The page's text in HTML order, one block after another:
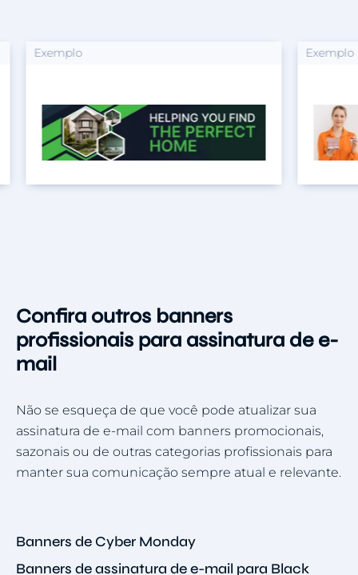
Exemplo Exemplo
Confira outros banners
profissionais para assinatura de e-
mail
Não se esqueça de que você pode atualizar sua
assinatura de e-mail com banners promocionais,
sazonais ou de outras categorias profissionais para
manter sua comunicação sempre atual e relevante.
Banners de Cyber Monday
Banners de assinatura de e-mail para Black